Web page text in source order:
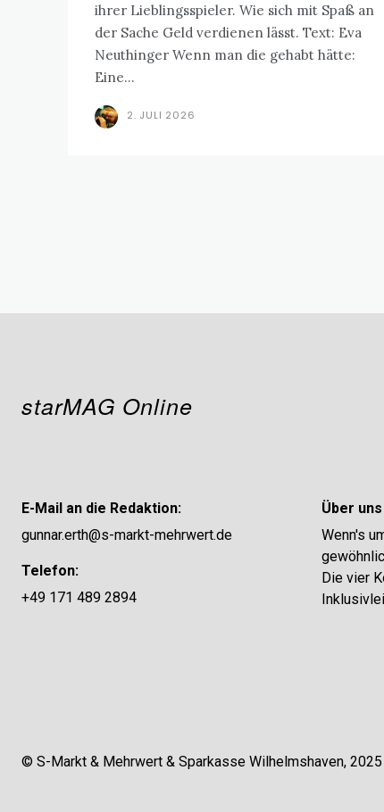
ihrer Lieblingsspieler. Wie sich mit Spaß an
der Sache Geld verdienen lässt. Text: Eva
Neuthinger Wenn man die gehabt hätte:
Eine...
2. JULI 2026
starMAG Online
E-Mail an die Redaktion:
gunnar.erth@s-markt-mehrwert.de
Telefon:
+49 171 489 2894
Über uns
Wenn's
Die vier
© S-Markt & Mehrwert & Sparkasse Wilhelmshaven, 2025